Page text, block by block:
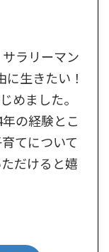
ラリーマン
生きたい！
めました。
の経験とこ
てについて
だけると嬉